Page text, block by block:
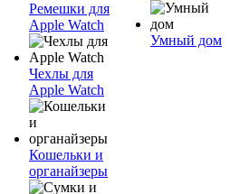
Ремешки для
Apple Watch
Чехлы для
Apple Watch
Кошельки и
органайзеры
Умный дом